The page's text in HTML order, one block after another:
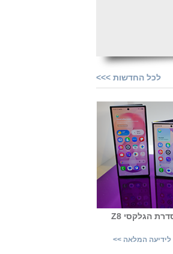
לכל החדשות >>>
סמסונג משיקה את סדרת הגלקסי Z8
לידיעה המלאה >>